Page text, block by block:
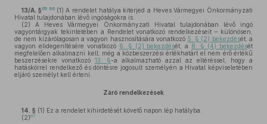
13/A. § 65 66 (1) A rendelet hatálya kiterjed a Heves Vármegyei Önkormányzati
Hivatal tulajdonában lévő ingóságokra is.
(2) A Heves Vármegyei Önkormányzati Hivatal tulajdonában lévő ingó
vagyontárgyak tekintetében a Rendelet vonatkozó rendelkezéseit – különösen,
de nem kizárólagosan a vagyon hasznosítására vonatkozó 5. § (2) bekezdését, a
vagyon elidegenítésére vonatkozó 6. § (2) bekezdését, a 8. § (4) bekezdését
megfelelően alkalmazni kell, még a közbeszerzési értékhatárt el nem érő értékű
beszerzésekre vonatkozó 13. §-a alkalmazható azzal az eltéréssel, hogy a
hatáskörrel rendelkező és döntésre jogosult személyén a Hivatal képviseletében
eljáró személyt kell érteni.
Záró rendelkezések
14. § (1) Ez a rendelet kihirdetését követő napon lép hatályba.
(2)67